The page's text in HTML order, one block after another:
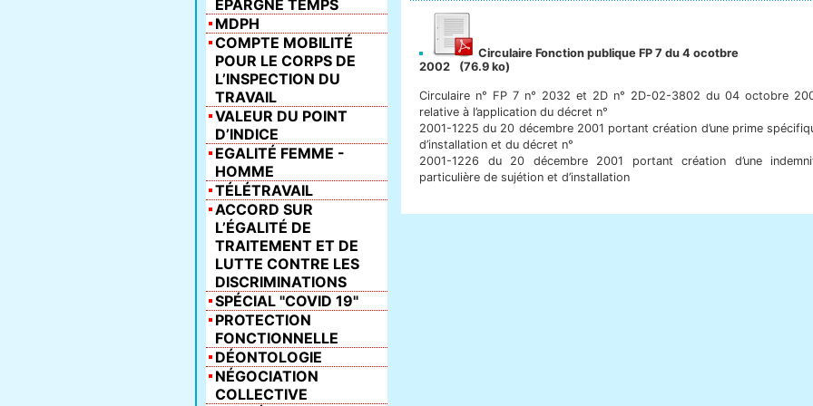
Circulaire Fonction publique FP 7 du 4 ocotbre
2002
(76.9 ko)
Circulaire n° FP 7 n° 2032 et 2D n° 2D-02-3802 du 04 octobre
relative à l’application du décret n°
2001-1225 du 20 décembre 2001 portant création d’une prime
d’installation et du décret n°
2001-1226 du 20 décembre 2001 portant création d’une
particulière de sujétion et d’installation
ÉPARGNE TEMPS
MDPH
COMPTE MOBILITÉ
POUR LE CORPS DE
L’INSPECTION DU
TRAVAIL
VALEUR DU POINT
D’INDICE
EGALITÉ FEMME -
HOMME
TÉLÉTRAVAIL
ACCORD SUR
L’ÉGALITÉ DE
TRAITEMENT ET DE
LUTTE CONTRE LES
DISCRIMINATIONS
SPÉCIAL "COVID 19"
PROTECTION
FONCTIONNELLE
DÉONTOLOGIE
NÉGOCIATION
COLLECTIVE